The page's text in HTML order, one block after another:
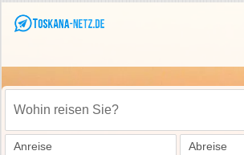
Wohin reisen Sie?
Anreise Abreise